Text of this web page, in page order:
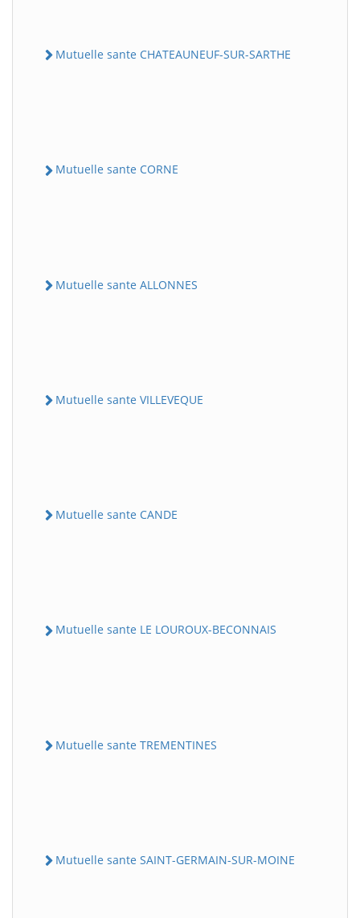
Mutuelle sante CHATEAUNEUF-SUR-SARTHE
Mutuelle sante CORNE
Mutuelle sante ALLONNES
Mutuelle sante VILLEVEQUE
Mutuelle sante CANDE
Mutuelle sante LE LOUROUX-BECONNAIS
Mutuelle sante TREMENTINES
Mutuelle sante SAINT-GERMAIN-SUR-MOINE